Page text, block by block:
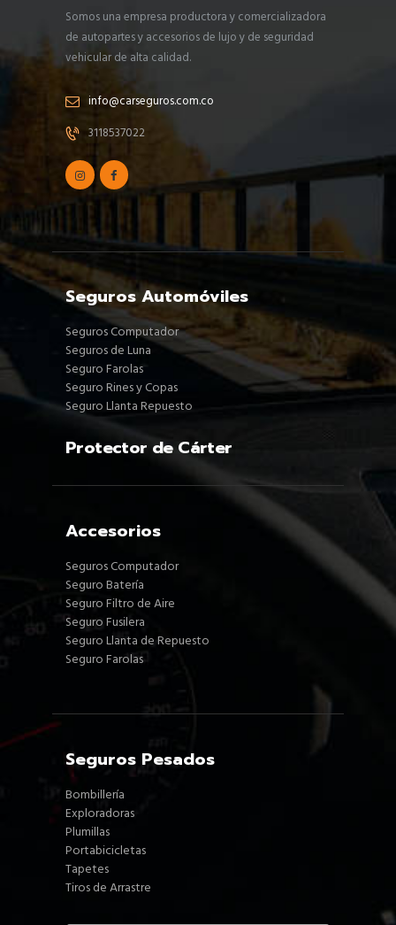
Somos una empresa productora y comercializadora
de autopartes y accesorios de lujo y de seguridad
vehicular de alta calidad.
info@carseguros.com.co
3118537022
Seguros Automóviles
Seguros Computador
Seguros de Luna
Seguro Farolas
Seguro Rines y Copas
Seguro Llanta Repuesto
Protector de Cárter
Accesorios
Seguros Computador
Seguro Batería
Seguro Filtro de Aire
Seguro Fusilera
Seguro Llanta de Repuesto
Seguro Farolas
Seguros Pesados
Bombillería
Exploradoras
Plumillas
Portabicicletas
Tapetes
Tiros de Arrastre